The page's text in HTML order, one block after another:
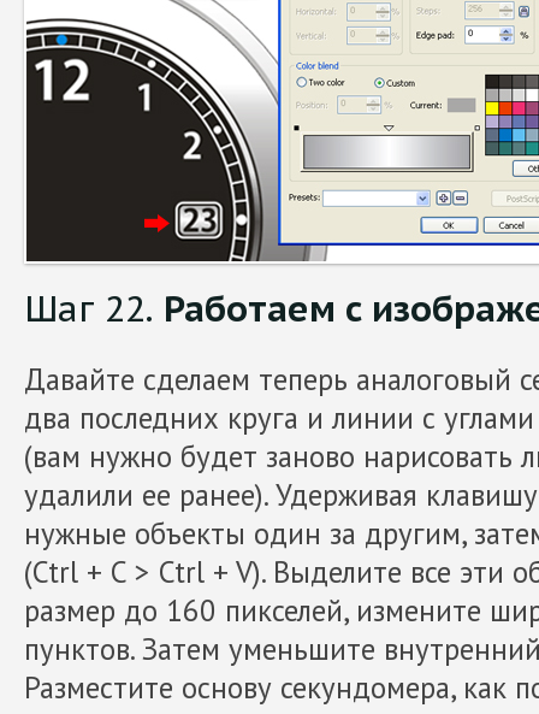
Шаг 22. Работаем с
Давайте сделаем теперь аналоговый
два последних круга и линии с
(вам нужно будет заново нарисовать
удалили ее ранее). Удерживая
нужные объекты один за другим,
(Ctrl + C > Ctrl + V). Выделите все эти
размер до 160 пикселей, измените
пунктов. Затем уменьшите
Разместите основу секундомера, как